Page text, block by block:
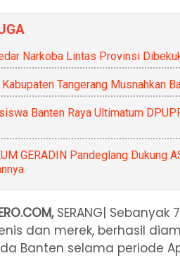
Narkoba Lintas Provinsi
Kabupaten Tangerang Musnahkan
Banten Raya Ultimatum
GERADIN Pandeglang Dukung
SERANG|
dan merek, berhasil
Banten selama periode